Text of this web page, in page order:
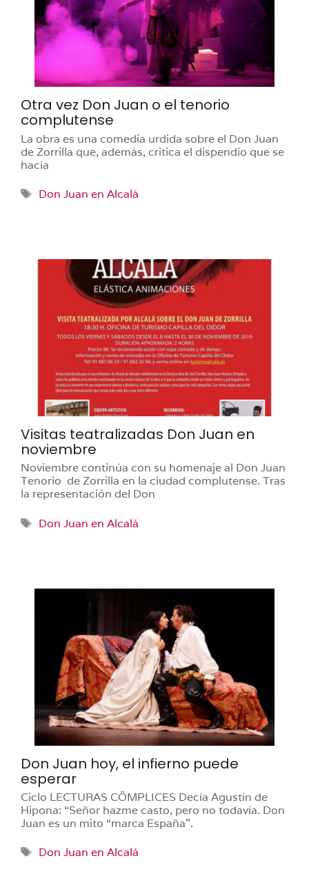
Otra vez Don Juan o el tenorio
complutense
La obra es una comedia urdida sobre el Don Juan
de Zorrilla que, además, critica el dispendio que se
hacía
Etiquetas
Don Juan en Alcalá
Visitas teatralizadas Don Juan en
noviembre
Noviembre continúa con su homenaje al Don Juan
Tenorio de Zorrilla en la ciudad complutense. Tras
la representación del Don
Etiquetas
Don Juan en Alcalá
Don Juan hoy, el infierno puede
esperar
Ciclo LECTURAS CÖMPLICES Decía Agustín de
Hipona: “Señor hazme casto, pero no todavía. Don
Juan es un mito “marca España”.
Etiquetas
Don Juan en Alcalá